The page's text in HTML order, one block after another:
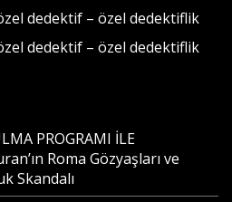
dedektif – özel dedektiflik
dedektif – özel dedektiflik
PROGRAMI İLE
Roma Gözyaşları ve
Skandalı